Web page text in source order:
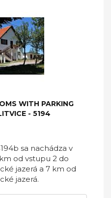
WITH PARKING
- 5194
sa nachádza v
od vstupu 2 do
jazerá a 7 km od
jazerá.